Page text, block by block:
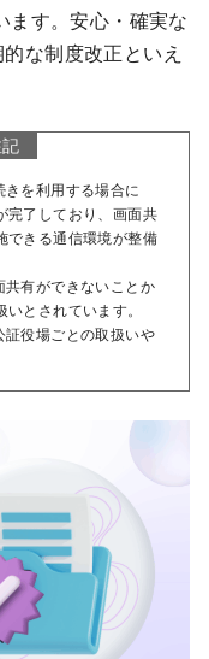
ます。安心・確実な
な制度改正といえ
を利用する場合に
完了しており、画面共
できる通信環境が整備
有ができないことか
とされています。
役場ごとの取扱いや